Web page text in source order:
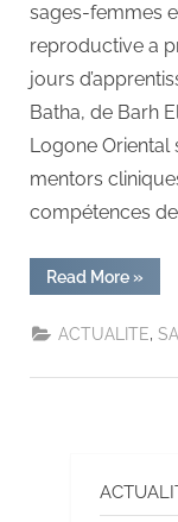
sages-femmes
reproductive a
jours
Batha, de Barh
Logone
mentors
compétences
Read More »
ACTUALITE